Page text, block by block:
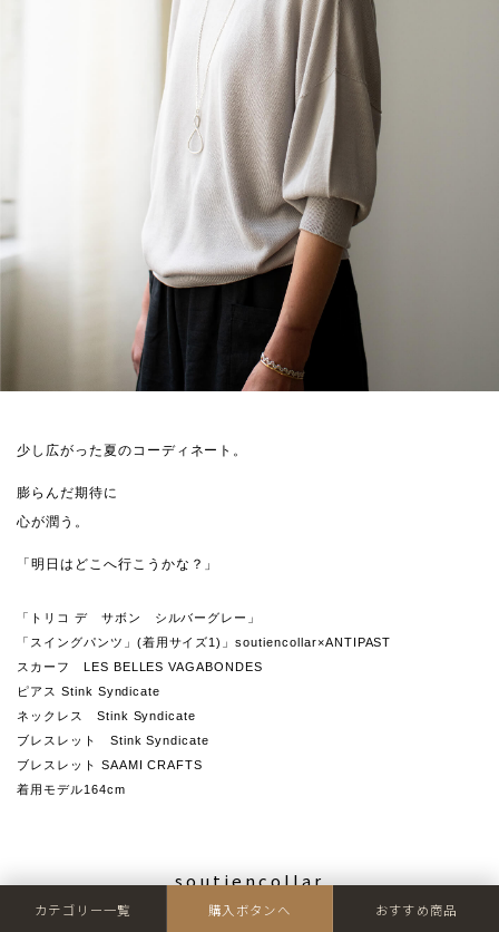
少し広がった夏のコーディネート。
膨らんだ期待に
心が潤う。
「明日はどこへ行こうかな？」
「トリコ デ サボン シルバーグレー」
「スイングパンツ」(着用サイズ1)」soutiencollar×ANTIPAST
スカーフ LES BELLES VAGABONDES
ピアス Stink Syndicate
ネックレス Stink Syndicate
ブレスレット Stink Syndicate
ブレスレット SAAMI CRAFTS
着用モデル164cm
soutiencollar
カテゴリー一覧 購入ボタンへ おすすめ商品